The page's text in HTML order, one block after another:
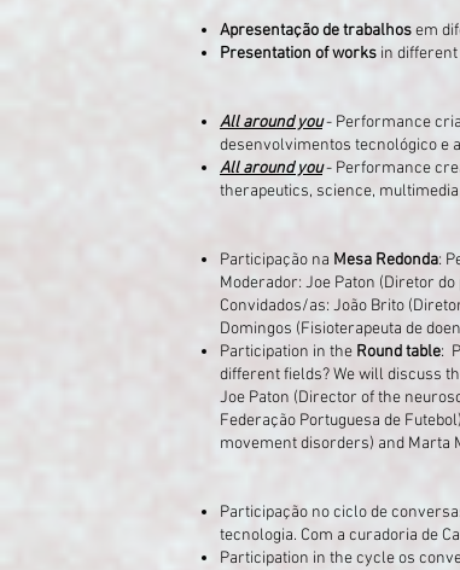
Apresentação de trabalhosem
Presentation of works in
All around you- Performance
desenvolvimentos tecnológico e
All around you- Performance
therapeutics, science,
Participação na Mesa Redonda:
Moderador: Joe Paton (Diretor
Convidados/as: João Brito
Domingos (Fisioterapeuta de
Participation in the Round table:
different fields? We will discuss
Joe Paton (Director of the
Federação Portuguesa de
movement disorders) and Marta
Participação no ciclo de
tecnologia. Com a curadoria de
Participation in the cycle os